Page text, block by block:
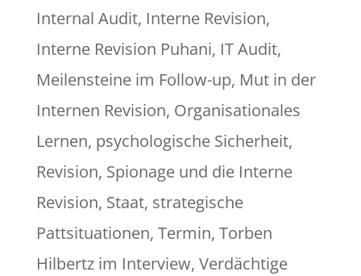
Internal Audit, Interne Revision,
Interne Revision Puhani, IT Audit,
Meilensteine im Follow-up, Mut in der
Internen Revision, Organisationales
Lernen, psychologische Sicherheit,
Revision, Spionage und die Interne
Revision, Staat, strategische
Pattsituationen, Termin, Torben
Hilbertz im Interview, Verdächtige